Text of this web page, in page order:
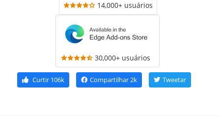
14,000+ usuários
30,000+ usuários
Curtir 106k Compartilhar2k Tweetar